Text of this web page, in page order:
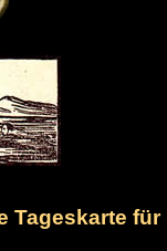
Tageskarte für